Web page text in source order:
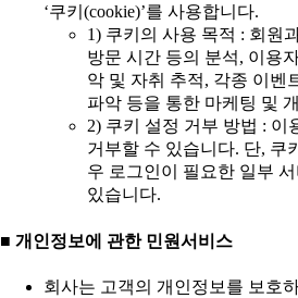
‘쿠키(cookie)’를 사용합니다.
1) 쿠키의 사용 목적 : 회원
방문 시간 등의 분석, 이용
악 및 자취 추적, 각종 이벤
파악 등을 통한 마케팅 및
2) 쿠키 설정 거부 방법 : 이
거부할 수 있습니다. 단, 쿠
우 로그인이 필요한 일부
있습니다.
■ 개인정보에 관한 민원서비스
회사는 고객의 개인정보를 보호